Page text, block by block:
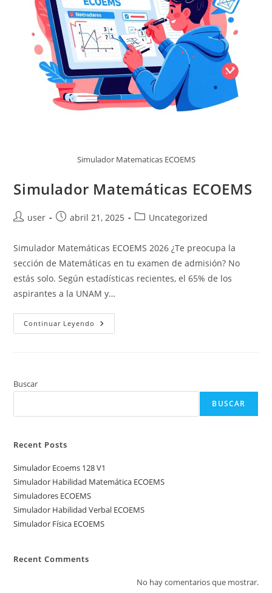
Simulador Matematicas ECOEMS
Simulador Matemáticas ECOEMS
Autor
la
entrada:
user
Publicación
entrada:
abril 21, 2025
Categoría
entrada:
Uncategorized
Simulador Matemáticas ECOEMS 2026 ¿Te preocupa la
sección de Matemáticas en tu examen de admisión? No
estás solo. Según estadísticas recientes, el 65% de los
aspirantes a la UNAM y…
Continuar Leyendo Simulador
Matemáticas
Buscar
BUSCAR
Recent Posts
Simulador Ecoems 128 V1
Simulador Habilidad Matemática ECOEMS
Simuladores ECOEMS
Simulador Habilidad Verbal ECOEMS
Simulador Física ECOEMS
Recent Comments
No hay comentarios que mostrar.